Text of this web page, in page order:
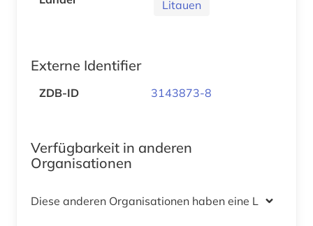
Litauen
Externe Identifier
ZDB-ID 3143873-8
Verfügbarkeit in anderen
Organisationen
Diese anderen Organisationen haben eine Lizenz